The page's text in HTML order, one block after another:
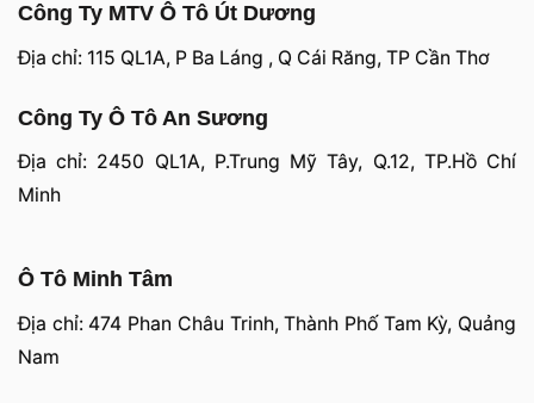
Công Ty MTV Ô Tô Út Dương
Địa chỉ: 115 QL1A, P Ba Láng , Q Cái Răng, TP Cần Thơ
Công Ty Ô Tô An Sương
Địa chỉ: 2450 QL1A, P.Trung Mỹ Tây, Q.12, TP.Hồ Chí
Minh
Ô Tô Minh Tâm
Địa chỉ: 474 Phan Châu Trinh, Thành Phố Tam Kỳ, Quảng
Nam